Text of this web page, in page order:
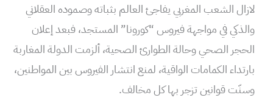
لازال الشعب المغربي يفاجئ العالم بثباته وصموده العقلاني
والذكي في مواجهة فيروس “كورونا” المستجد، فبعد إعلان
الحجر الصحي وحالة الطوارئ الصحية، ألزمت الدولة المغاربة
بارتداء الكمامات الواقية، لمنع انتشار الفيروس بين المواطنين،
وسنّت قوانين تزجر بها كل مخالف.